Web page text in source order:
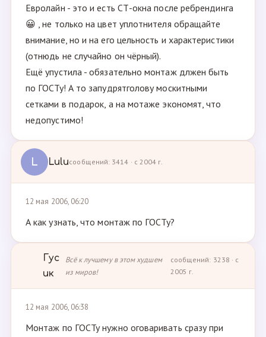
Евролайн - это и есть СТ-окна после ребрендинга
😀 , не только на цвет уплотнителя обращайте
внимание, но и на его цельность и характеристики
(отнюдь не случайно он чёрный).
Ещё упустила - обязательно монтаж длжен быть
по ГОСТу! А то запудрятголову москитными
сетками в подарок, а на мотаже экономят, что
недопустимо!
L Luluсообщений: 3414 · с 2004 г.
12 мая 2006, 06:20
А как узнать, что монтаж по ГОСТу?
Гус
ик
Всё к лучшему в этом худшем
из миров!
сообщений: 3238 · с
2005 г.
12 мая 2006, 06:38
Монтаж по ГОСТу нужно оговаривать сразу при